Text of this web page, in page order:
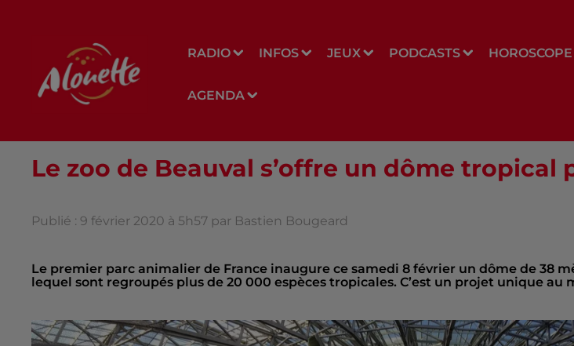
RADIO INFOS JEUX PODCASTS HOROSCOPE
AGENDA
Le zoo de Beauval s’offre un dôme tropical
Publié : 9 février 2020 à 5h57 par Bastien Bougeard
Le premier parc animalier de France inaugure ce samedi 8 février un dôme de 38
lequel sont regroupés plus de 20 000 espèces tropicales. C’est un projet unique au